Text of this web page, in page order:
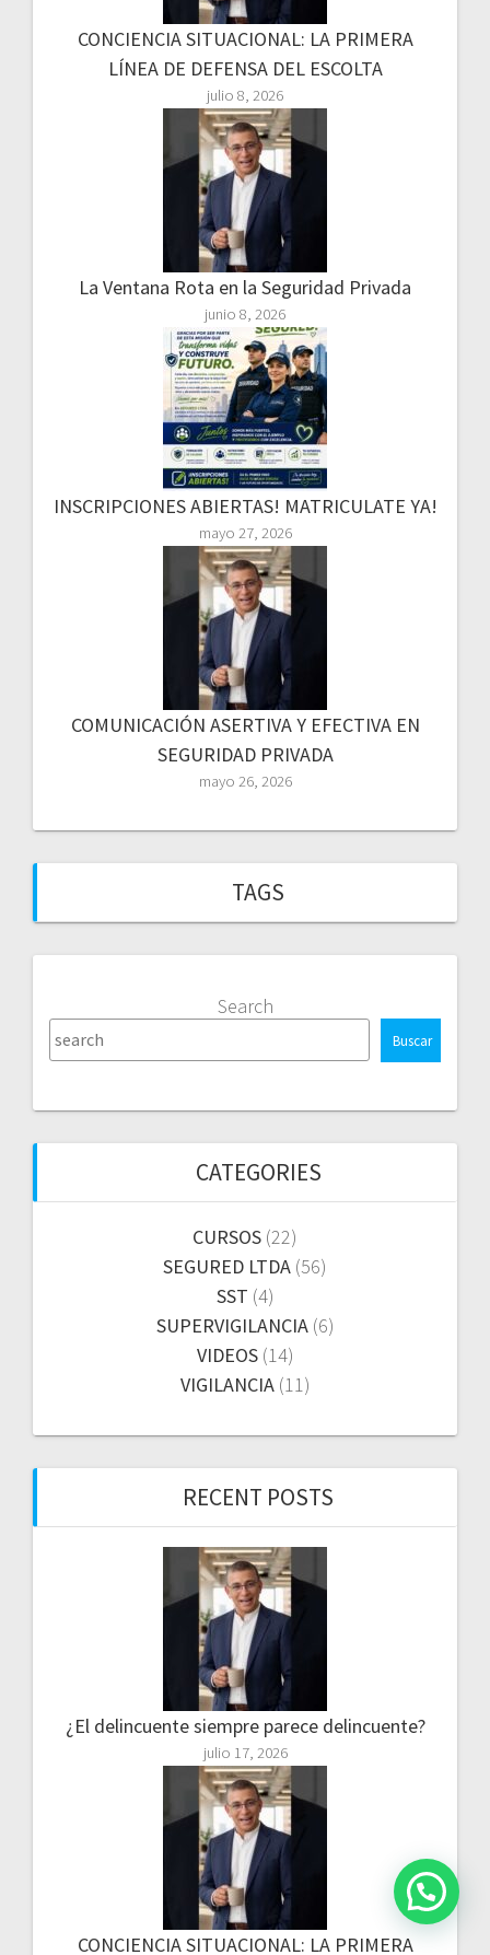
CONCIENCIA SITUACIONAL: LA PRIMERA
LÍNEA DE DEFENSA DEL ESCOLTA
julio 8, 2026
La Ventana Rota en la Seguridad Privada
junio 8, 2026
INSCRIPCIONES ABIERTAS! MATRICULATE YA!
mayo 27, 2026
COMUNICACIÓN ASERTIVA Y EFECTIVA EN
SEGURIDAD PRIVADA
mayo 26, 2026
TAGS
Search
Buscar
CATEGORIES
CURSOS (22)
SEGURED LTDA (56)
SST (4)
SUPERVIGILANCIA(6)
VIDEOS(14)
VIGILANCIA(11)
RECENT POSTS
¿El delincuente siempre parece delincuente?
julio 17, 2026
CONCIENCIA SITUACIONAL: LA PRIMERA